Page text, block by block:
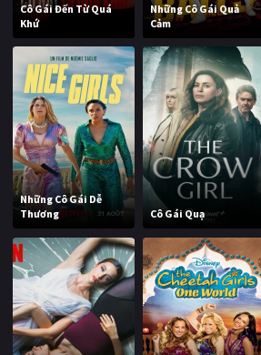
Cô Gái Đến Từ Quá
Khứ
Những Cô Gái Quả
Cảm
Những Cô Gái Dễ
Thương
Cô Gái Quạ